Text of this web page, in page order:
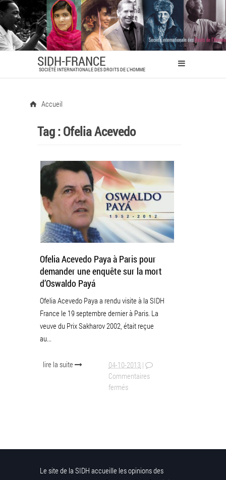
SIDH-FRANCE
SOCIÉTÉ INTERNATIONALE DES DROITS DE L'HOMME
Accueil
Tag :Ofelia Acevedo
Ofelia Acevedo Paya à Paris pour
demander une enquête sur la mort
d’Oswaldo Payá
Ofelia Acevedo Paya a rendu visite à la SIDH
France le 19 septembre dernier à Paris. La
veuve du Prix Sakharov 2002, était reçue
au...
lire la suite 04-10-2013 |
Commentaires
fermés
Le site de la SIDH accueille les opinions des